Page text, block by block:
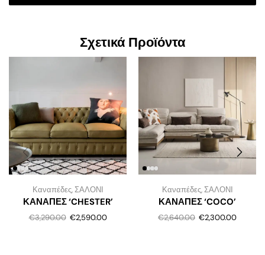
Σχετικά Προϊόντα
Καναπέδες,ΣΑΛΟΝΙ
ΚΑΝΑΠΕΣ ‘CHESTER’
€3,290.00 €2,590.00
Καναπέδες,ΣΑΛΟΝΙ
ΚΑΝΑΠΕΣ ‘COCO’
€2,640.00 €2,300.00